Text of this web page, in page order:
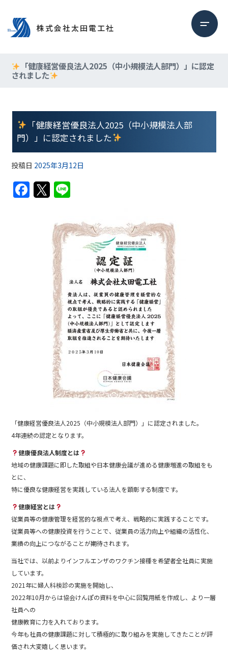
「健康経営優良法人2025（中小規模法人部門）」に認定
されました
「健康経営優良法人2025（中小規模法人部
門）」に認定されました
投稿日 2025年3月12日
F T
itt
er
e
「健康経営優良法人2025（中小規模法人部門）」に認定されました。
4年連続の認定となります。
健康優良法人制度とは
地域の健康課題に即した取組や日本健康会議が進める健康増進の取組をも
とに、
特に優良な健康経営を実践している法人を顕彰する制度です。
健康経営とは
従業員等の健康管理を経営的な視点で考え、戦略的に実践することです。
従業員等への健康投資を行うことで、従業員の活力向上や組織の活性化、
業績の向上につながることが期待されます。
当社では、以前よりインフルエンザのワクチン接種を希望者全社員に実施
しています。
2021年に婦人科検診の実施を開始し、
2022年10月からは協会けんぽの資料を中心に回覧用紙を作成し、より一層
社員への
健康教育に力を入れております。
今年も社員の健康課題に対して積極的に取り組みを実施してきたことが評
価され大変嬉しく思います。